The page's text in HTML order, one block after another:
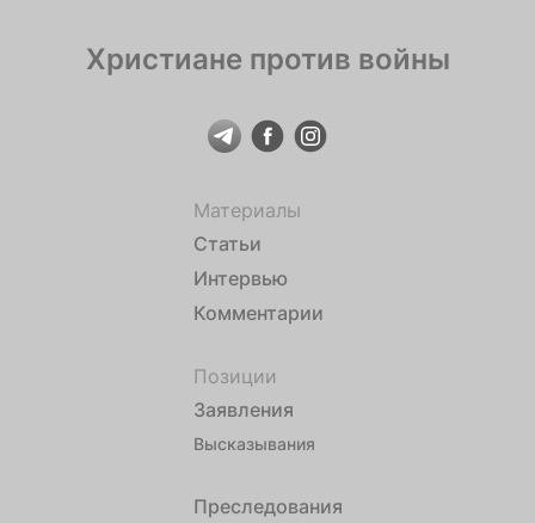
Христиане против войны
Материалы
Статьи
Интервью
Комментарии
Позиции
Заявления
Высказывания
Преследования